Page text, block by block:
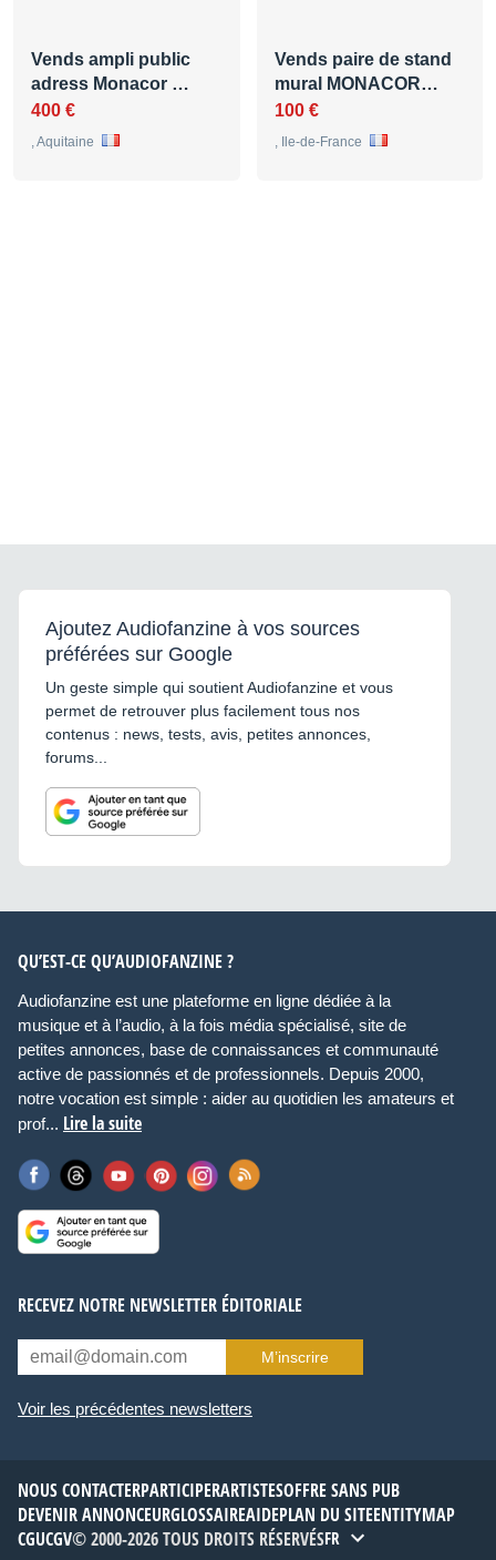
Vends ampli public
adress Monacor …
400 €
, Aquitaine
Vends paire de stand
mural MONACOR…
100 €
, Ile-de-France
Ajoutez Audiofanzine à vos sources
préférées sur Google
Un geste simple qui soutient Audiofanzine et vous
permet de retrouver plus facilement tous nos
contenus : news, tests, avis, petites annonces,
forums...
QU’EST-CE QU’AUDIOFANZINE ?
Audiofanzine est une plateforme en ligne dédiée à la
musique et à l’audio, à la fois média spécialisé, site de
petites annonces, base de connaissances et communauté
active de passionnés et de professionnels. Depuis 2000,
notre vocation est simple : aider au quotidien les amateurs et
prof... Lire la suite
RECEVEZ NOTRE NEWSLETTER ÉDITORIALE
M’inscrire
Voir les précédentes newsletters
NOUS CONTACTERPARTICIPERARTISTESOFFRE SANS PUB
DEVENIR ANNONCEURGLOSSAIREAIDEPLAN DU SITEENTITYMAP
CGUCGV© 2000-2026 TOUS DROITS RÉSERVÉSFR